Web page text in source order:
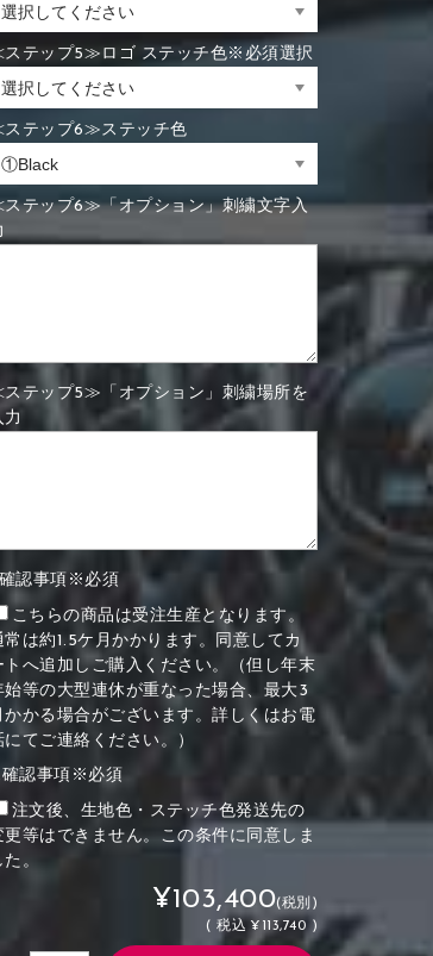
テップ5≫ロゴ ステッチ色※必須選択
テップ6≫ステッチ色
テップ6≫「オプション」刺繍文字入
テップ5≫「オプション」刺繍場所を
力
認事項※必須
こちらの商品は受注生産となります。
常は約1.5ケ月かかります。同意してカ
トへ追加しご購入ください。（但し年末
始等の大型連休が重なった場合、最大3
かかる場合がございます。詳しくはお電
にてご連絡ください。）
確認事項※必須
注文後、生地色・ステッチ色発送先の
更等はできません。この条件に同意しま
た。
¥103,400(税別)
( 税込 ¥113,740 )